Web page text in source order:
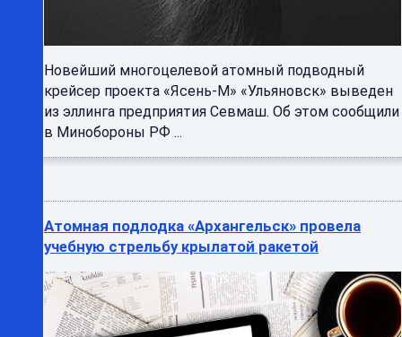
Новейший многоцелевой атомный подводный
крейсер проекта «Ясень-М» «Ульяновск» выведен
из эллинга предприятия Севмаш. Об этом сообщили
в Минобороны РФ ...
Атомная подлодка «Архангельск» провела
учебную стрельбу крылатой ракетой